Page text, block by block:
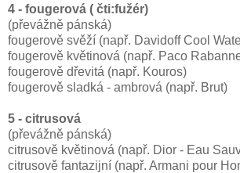
4 - fougerová ( čti:fužér)
(převážně pánská)
fougerově svěží (např. Davidoff Cool
fougerově květinová (např. Paco
fougerově dřevitá (např. Kouros)
fougerově sladká - ambrová (např. Brut)
5 - citrusová
(převážně pánská)
citrusově květinová (např. Dior - Eau
citrusově fantazijní (např. Armani pour